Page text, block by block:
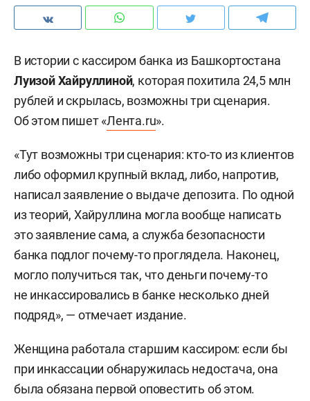
В истории с кассиром банка из Башкортостана
Луизой Хайруллиной, которая похитила 24,5 млн
рублей и скрылась, возможны три сценария.
Об этом пишет «Лента.ru».
«Тут возможны три сценария: кто-то из клиентов
либо оформил крупный вклад, либо, напротив,
написал заявление о выдаче депозита. По одной
из теорий, Хайруллина могла вообще написать
это заявление сама, а служба безопасности
банка подлог почему-то проглядела. Наконец,
могло получиться так, что деньги почему-то
не инкассировались в банке несколько дней
подряд», — отмечает издание.
Женщина работала старшим кассиром: если бы
при инкассации обнаружилась недостача, она
была обязана первой оповестить об этом.